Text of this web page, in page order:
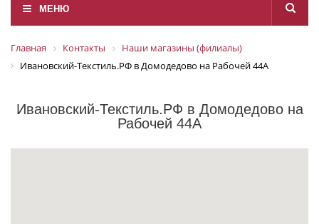
МЕНЮ
Главная Контакты
Наши магазины (филиалы)
Ивановский-Текстиль.РФ в Домодедово на Рабочей 44А
Ивановский-Текстиль.РФ в Домодедово на
Рабочей 44А